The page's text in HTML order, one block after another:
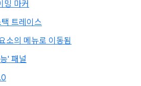
밍 마커
트레이스
소의 메뉴로 이동됨
' 패널